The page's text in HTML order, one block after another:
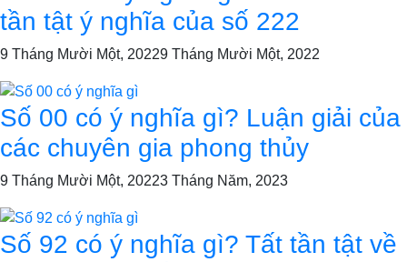
tần tật ý nghĩa của số 222
9 Tháng Mười Một, 20229 Tháng Mười Một, 2022
Số 00 có ý nghĩa gì? Luận giải của
các chuyên gia phong thủy
9 Tháng Mười Một, 20223 Tháng Năm, 2023
Số 92 có ý nghĩa gì? Tất tần tật về